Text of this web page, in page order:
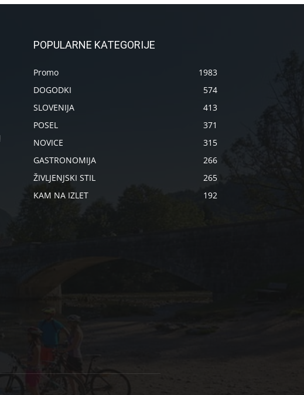
POPULARNE KATEGORIJE
Promo
1983
DOGODKI
574
SLOVENIJA
413
POSEL
371
NOVICE
315
GASTRONOMIJA
266
ŽIVLJENJSKI STIL
265
KAM NA IZLET
192